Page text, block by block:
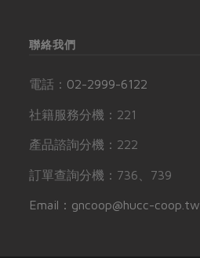
聯絡我們
電話： 02-2999-6122
社籍服務分機：221
產品諮詢分機：222
訂單查詢分機：736、739
Email：gncoop@hucc-coop.tw